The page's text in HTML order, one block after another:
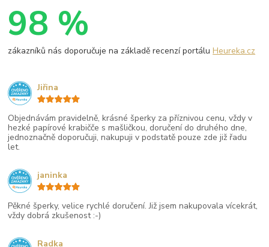
98 %
zákazníků nás doporučuje na základě recenzí portáluHeureka.cz
Objednávám pravidelně, krásné šperky za příznivou cenu, vždy v
hezké papírové krabičče s mašličkou, doručení do druhého dne,
jednoznačně doporučuji, nakupuji v podstatě pouze zde již řadu
let.
Jiřina
Pěkné šperky, velice rychlé doručení. Již jsem nakupovala vícekrát,
vždy dobrá zkušenost :-)
janinka
Radka